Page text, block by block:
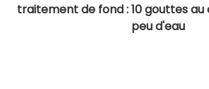
traitement de fond : 10 gouttes au
peu d'eau